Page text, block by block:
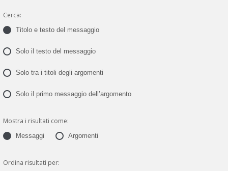
Cerca:
Titolo e testo del messaggio
Solo il testo del messaggio
Solo tra i titoli degli argomenti
Solo il primo messaggio dell’argomento
Mostra i risultati come:
Messaggi Argomenti
Ordina risultati per: